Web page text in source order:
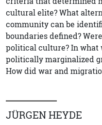
cultural elite? What
community can be
boundaries defined?
political culture? In what
politically marginalized
How did war and
JÜRGEN HEYDE